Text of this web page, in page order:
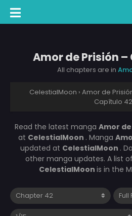
Amor de Prisión
All chapters are in
CelestialMoon › Amor de
Capítulo 42
Read the latest manga Amor
at CelestialMoon . Manga
updated at CelestialMoon .
other manga updates. A list
CelestialMoon is in the